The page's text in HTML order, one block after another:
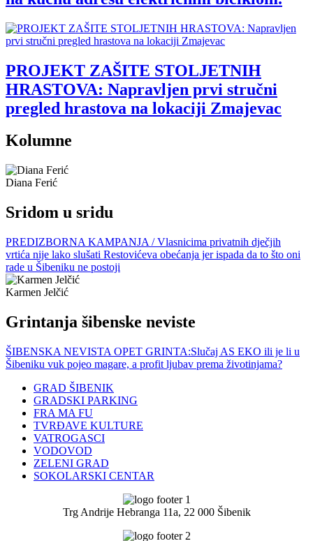
PROJEKT ZAŠITE STOLJETNIH
HRASTOVA: Napravljen prvi stručni
pregled hrastova na lokaciji Zmajevac
Kolumne
Diana Ferić
Sridom u sridu
PREDIZBORNA KAMPANJA / Vlasnicima privatnih dječjih
vrtića nije lako slušati Restovićeva obećanja jer ispada da to što oni
rade u Šibeniku ne postoji
Karmen Jelčić
Grintanja šibenske neviste
ŠIBENSKA NEVISTA OPET GRINTA:Slučaj AS EKO ili je li u
Šibeniku vuk pojeo magare, a profit ljubav prema životinjama?
GRAD ŠIBENIK
GRADSKI PARKING
FRA MA FU
TVRĐAVE KULTURE
VATROGASCI
VODOVOD
ZELENI GRAD
SOKOLARSKI CENTAR
Trg Andrije Hebranga 11a, 22 000 Šibenik